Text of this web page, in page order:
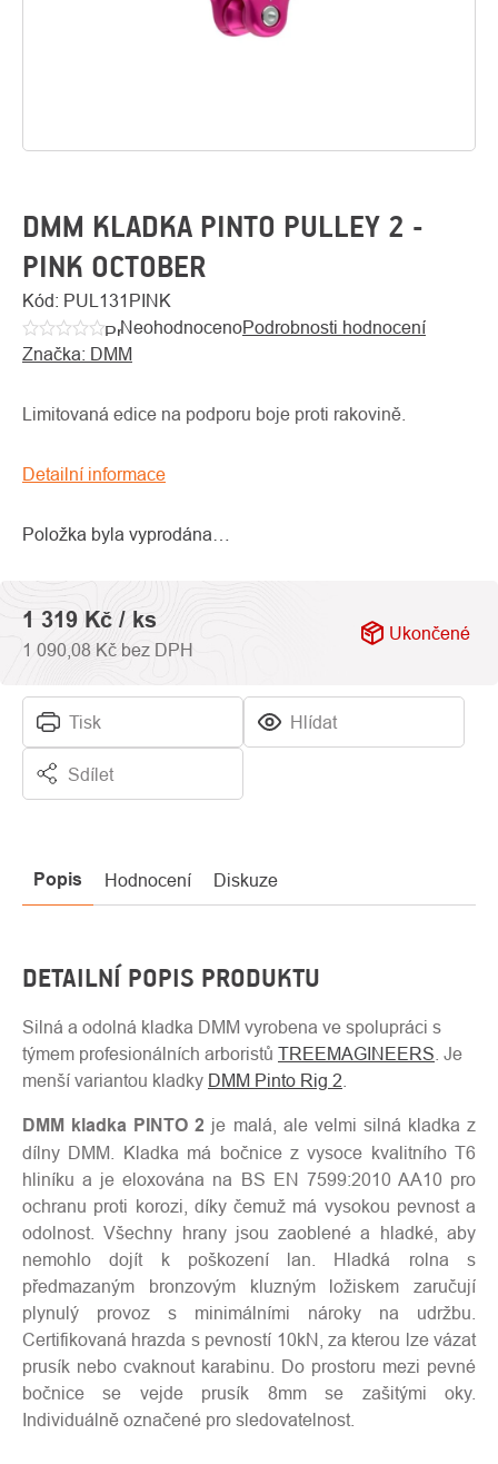
DMM KLADKA PINTO PULLEY 2 -
PINK OCTOBER
Kód: PUL131PINK
Průměrné
hodnocení
je
z
NeohodnocenoPodrobnosti hodnocení
Značka: DMM
Položka byla vyprodána…
Limitovaná edice na podporu boje proti rakovině.
Detailní informace
Tisk Hlídat
Sdílet
1 319 Kč / ks
1 090,08 Kč bez DPH
Ukončené
Popis Hodnocení Diskuze
DETAILNÍ POPIS PRODUKTU
Silná a odolná kladka DMM vyrobena ve spolupráci s
týmem profesionálních arboristů TREEMAGINEERS . Je
menší variantou kladky DMM Pinto Rig 2
DMM kladka PINTO 2 je malá, ale velmi silná kladka z
dílny DMM. Kladka má bočnice z vysoce kvalitního T6
hliníku a je eloxována na BS EN 7599:2010 AA10 pro
ochranu proti korozi, díky čemuž má vysokou pevnost a
odolnost. Všechny hrany jsou zaoblené a hladké, aby
nemohlo dojít k poškození lan. Hladká rolna s
předmazaným bronzovým kluzným ložiskem zaručují
plynulý provoz s minimálními nároky na udržbu.
Certifikovaná hrazda s pevností 10kN, za kterou lze vázat
prusík nebo cvaknout karabinu. Do prostoru mezi pevné
bočnice se vejde prusík 8mm se zašitými oky.
Individuálně označené pro sledovatelnost.